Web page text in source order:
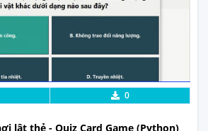
Xem Thực Tế
0
lật thẻ - Quiz Card Game (Python)